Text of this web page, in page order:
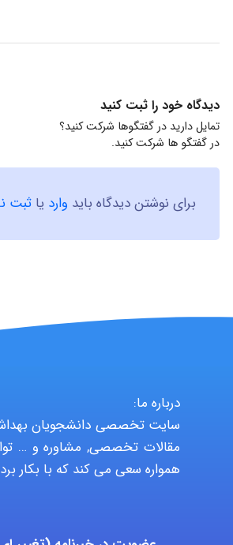
دیدگاه خود را ثبت کنید
تمایل دارید در گفتگوها شرکت کنید؟
در گفتگو ها شرکت کنید.
برای نوشتن دیدگاه باید وارد یا ثبت
درباره ما:
مقالات تخصصی, مشاوره و …
همواره سعی می کند که با بکار